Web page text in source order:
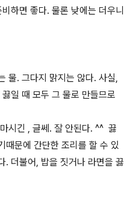
하면 좋다. 물론 낮에는 더우니
물. 그다지 맑지는 않다. 사실,
일 때 모두 그 물로 만들므로
시긴 , 글쎄. 잘 안된다. ^^ 끓
때문에 간단한 조리를 할 수 있
. 더불어, 밥을 짓거나 라면을 끓